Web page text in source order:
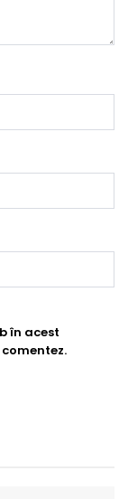
în acest